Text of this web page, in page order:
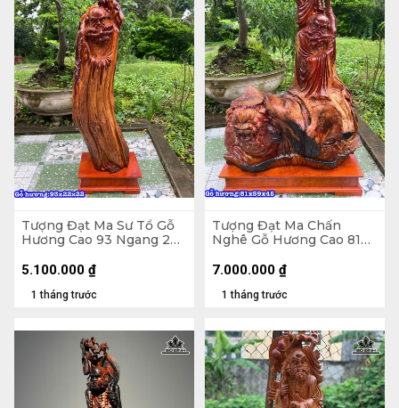
Tượng Đạt Ma Sư Tổ Gỗ
Hương Cao 93 Ngang 22
1 tháng trước
5.100.000 ₫
Tượng Đạt Ma Chấn
Nghê Gỗ Hương Cao 81
1 tháng trước
7.000.000 ₫